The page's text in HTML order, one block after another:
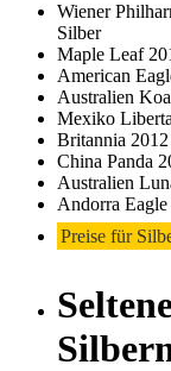
Wiener
Silber
Maple Leaf
American
Australien
Mexiko
Britannia
China Panda
Australien
Andorra
Preise für